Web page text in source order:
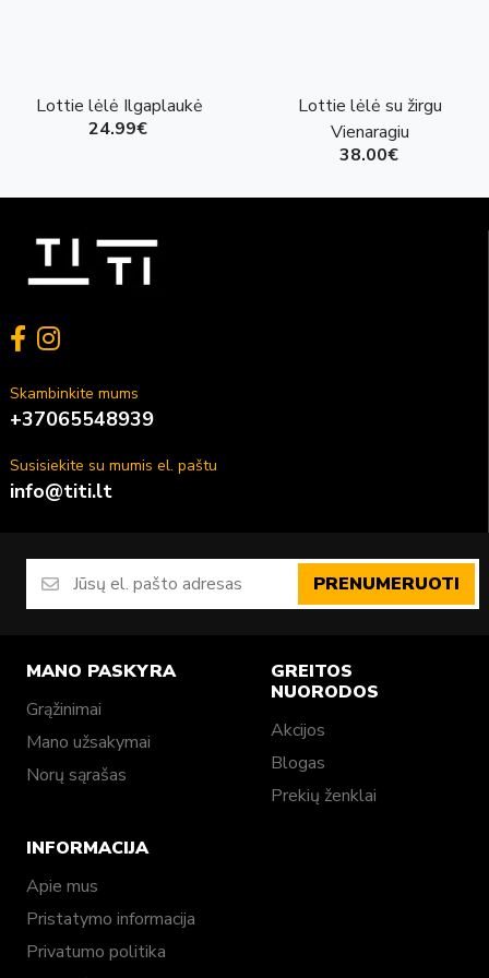
Lottie lėlė Ilgaplaukė
24.99€
Lottie lėlė su žirgu
Vienaragiu
38.00€
Skambinkite mums
+37065548939
Susisiekite su mumis el. paštu
info@titi.lt
PRENUMERUOTI
MANO PASKYRA
Grąžinimai
Mano užsakymai
Norų sąrašas
GREITOS
NUORODOS
Akcijos
Blogas
Prekių ženklai
INFORMACIJA
Apie mus
Pristatymo informacija
Privatumo politika